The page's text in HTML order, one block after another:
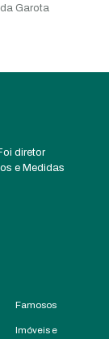
Garota
diretor
e Medidas
Famosos
Imóveis e